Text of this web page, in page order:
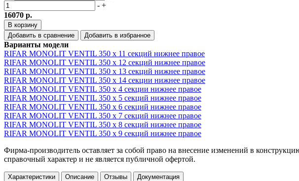
- +
16070 р.
В корзину
Добавить в сравнение
Добавить в избранное
Варианты модели
RIFAR MONOLIT VENTIL 350 х 11 секций нижнее правое
RIFAR MONOLIT VENTIL 350 х 12 секций нижнее правое
RIFAR MONOLIT VENTIL 350 х 13 секций нижнее правое
RIFAR MONOLIT VENTIL 350 х 14 секции нижнее правое
RIFAR MONOLIT VENTIL 350 х 4 секции нижнее правое
RIFAR MONOLIT VENTIL 350 х 5 секций нижнее правое
RIFAR MONOLIT VENTIL 350 х 6 секций нижнее правое
RIFAR MONOLIT VENTIL 350 х 7 секций нижнее правое
RIFAR MONOLIT VENTIL 350 х 8 секций нижнее правое
RIFAR MONOLIT VENTIL 350 х 9 секций нижнее правое
Фирма-производитель оставляет за собой право на внесение изменений в
справочный характер и не является публичной офертой.
Характеристики Описание Отзывы Документация